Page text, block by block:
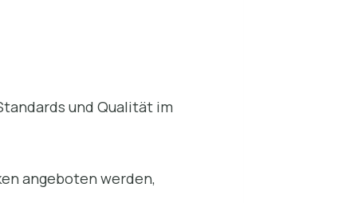
und Qualität im
angeboten werden,